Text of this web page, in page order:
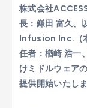
株式会社
長：鎌田 富久、
Infusion Inc.（
任者：楢崎 浩一
けミドルウェア
提供開始いたしま